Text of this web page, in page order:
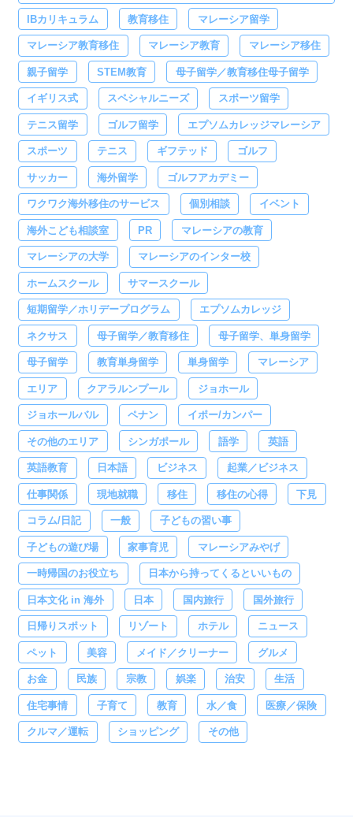
IBカリキュラム 教育移住 マレーシア留学
マレーシア教育移住 マレーシア教育 マレーシア移住
親子留学 STEM教育 母子留学／教育移住母子留学
イギリス式 スペシャルニーズ スポーツ留学
テニス留学 ゴルフ留学 エプソムカレッジマレーシア
スポーツ テニス ギフテッド ゴルフ
サッカー 海外留学 ゴルフアカデミー
ワクワク海外移住のサービス 個別相談 イベント
海外こども相談室 PR マレーシアの教育
マレーシアの大学 マレーシアのインター校
ホームスクール サマースクール
短期留学／ホリデープログラム エプソムカレッジ
ネクサス 母子留学／教育移住 母子留学、単身留学
母子留学 教育単身留学 単身留学 マレーシア
エリア クアラルンプール ジョホール
ジョホールバル ペナン イポー/カンパー
その他のエリア シンガポール 語学 英語
英語教育 日本語 ビジネス 起業／ビジネス
仕事関係 現地就職 移住 移住の心得 下見
コラム/日記 一般 子どもの習い事
子どもの遊び場 家事育児 マレーシアみやげ
一時帰国のお役立ち 日本から持ってくるといいもの
日本文化 in 海外 日本 国内旅行 国外旅行
日帰りスポット リゾート ホテル ニュース
ペット 美容 メイド／クリーナー グルメ
お金 民族 宗教 娯楽 治安 生活
住宅事情 子育て 教育 水／食 医療／保険
クルマ／運転 ショッピング その他